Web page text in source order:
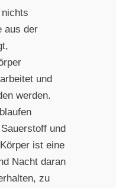
nichts
aus der
und
werden.
und
ist eine
Nacht daran
zu